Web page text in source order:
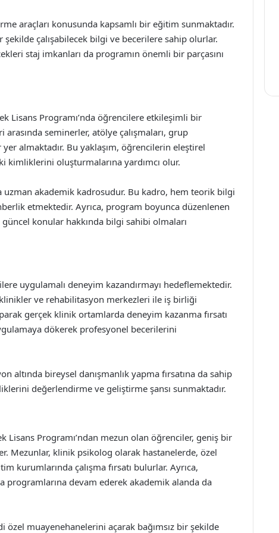
araçları konusunda kapsamlı bir eğitim sunmaktadır.
çalışabilecek bilgi ve becerilere sahip olurlar.
staj imkanları da programın önemli bir parçasını
Lisans Programı’nda öğrencilere etkileşimli bir
seminerler, atölye çalışmaları, grup
almaktadır. Bu yaklaşım, öğrencilerin eleştirel
oluşturmalarına yardımcı olur.
akademik kadrosudur. Bu kadro, hem teorik bilgi
etmektedir. Ayrıca, program boyunca düzenlenen
konular hakkında bilgi sahibi olmaları
uygulamalı deneyim kazandırmayı hedeflemektedir.
ve rehabilitasyon merkezleri ile iş birliği
gerçek klinik ortamlarda deneyim kazanma fırsatı
dökerek profesyonel becerilerini
altında bireysel danışmanlık yapma fırsatına da sahip
değerlendirme ve geliştirme şansı sunmaktadır.
Programı’ndan mezun olan öğrenciler, geniş bir
Mezunlar, klinik psikolog olarak hastanelerde, özel
kurumlarında çalışma fırsatı bulurlar. Ayrıca,
devam ederek akademik alanda da
özel muayenehanelerini açarak bağımsız bir şekilde